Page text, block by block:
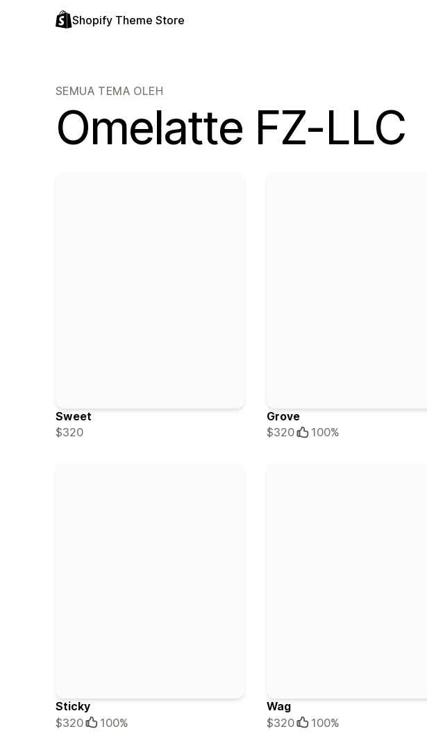
Shopify Theme Store
SEMUA TEMA OLEH
Omelatte FZ-LLC
Sweet
$320
Grove
$320
100%
Sticky
$320
100%
Wag
$320
100%